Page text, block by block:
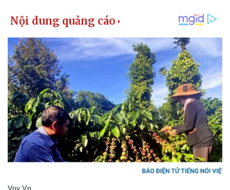
Kinh tế
Bất động sản
Khởi nghiệp
Giá vàng
Tiêu dùng
Tỷ giá
Chứng khoán
Giá cà phê